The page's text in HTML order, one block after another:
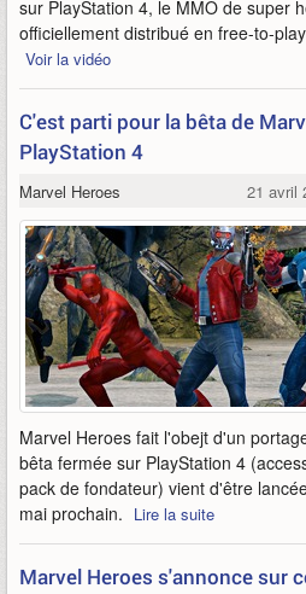
sur PlayStation 4, le MMO de super
officiellement distribué en free-to-
Voir la vidéo
C'est parti pour la bêta de
PlayStation 4
Marvel Heroes 21 avril
Marvel Heroes fait l'obejt d'un
bêta fermée sur PlayStation 4
pack de fondateur) vient d'être
mai prochain. Lire la suite
Marvel Heroes s'annonce sur